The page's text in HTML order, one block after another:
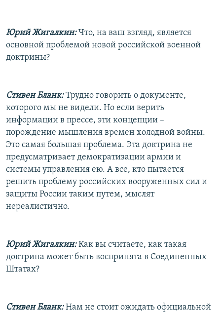
Юрий Жигалкин:Что, на ваш взгляд, является
основной проблемой новой российской военной
доктрины?
Стивен Бланк:Трудно говорить о документе,
которого мы не видели. Но если верить
информации в прессе, эти концепции –
порождение мышления времен холодной войны.
Это самая большая проблема. Эта доктрина не
предусматривает демократизации армии и
системы управления ею. А все, кто пытается
решить проблему российских вооруженных сил и
защиты России таким путем, мыслят
нереалистично.
Юрий Жигалкин:Как вы считаете, как такая
доктрина может быть воспринята в Соединенных
Штатах?
Стивен Бланк:Нам не стоит ожидать официальной